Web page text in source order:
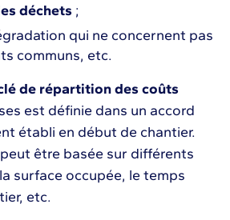
déchets ;
qui ne concernent pas
communs, etc.
de répartition des coûts
est définie dans un accord
établi en début de chantier.
être basée sur différents
surface occupée, le temps
etc.